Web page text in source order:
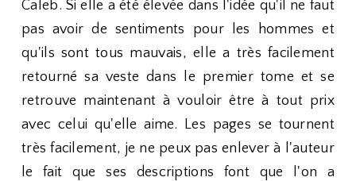
Caleb. Si elle a été élevée dans l'idée qu'il ne faut
pas avoir de sentiments pour les hommes et
qu'ils sont tous mauvais, elle a très facilement
retourné sa veste dans le premier tome et se
retrouve maintenant à vouloir être à tout prix
avec celui qu'elle aime. Les pages se tournent
très facilement, je ne peux pas enlever à l'auteur
le fait que ses descriptions font que l'on a